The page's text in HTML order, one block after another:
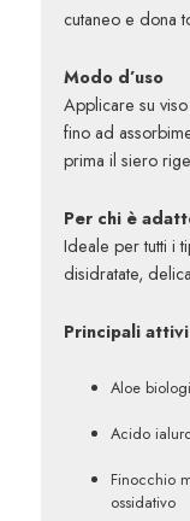
cutaneo e dona
Modo d’uso
Applicare su
fino ad
prima il siero
Per chi è
Ideale per tutti i
disidratate,
Principali attivi
Aloe
Acido
Finocchio
ossidativo